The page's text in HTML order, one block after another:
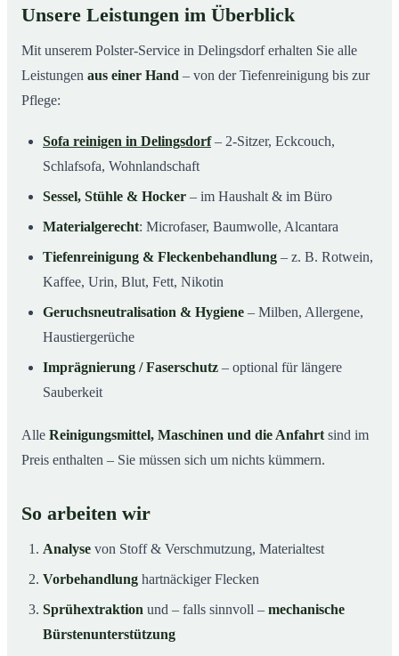
Unsere Leistungen im Überblick
Mit unserem Polster-Service in Delingsdorf erhalten Sie alle
Leistungen aus einer Hand – von der Tiefenreinigung bis zur
Pflege:
Sofa reinigen in Delingsdorf– 2-Sitzer, Eckcouch,
Schlafsofa, Wohnlandschaft
Sessel, Stühle & Hocker – im Haushalt & im Büro
Materialgerecht: Microfaser, Baumwolle, Alcantara
Tiefenreinigung & Fleckenbehandlung – z. B. Rotwein,
Kaffee, Urin, Blut, Fett, Nikotin
Geruchsneutralisation & Hygiene – Milben, Allergene,
Haustiergerüche
Imprägnierung / Faserschutz – optional für längere
Sauberkeit
Alle Reinigungsmittel, Maschinen und die Anfahrt sind im
Preis enthalten – Sie müssen sich um nichts kümmern.
So arbeiten wir
Analyse von Stoff & Verschmutzung, Materialtest
Vorbehandlung hartnäckiger Flecken
Sprühextraktion und – falls sinnvoll – mechanische
Bürstenunterstützung